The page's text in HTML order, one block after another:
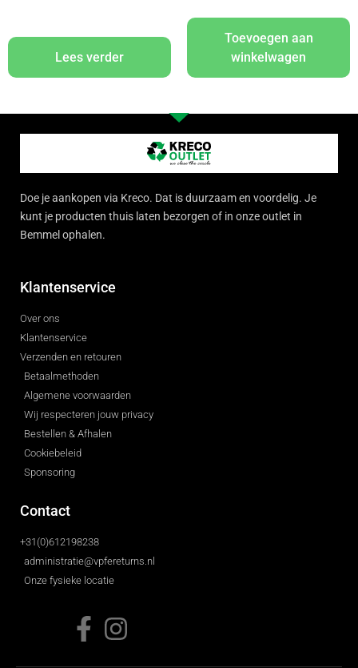
Lees verder
Toevoegen aan
winkelwagen
Doe je aankopen via Kreco. Dat is duurzaam en voordelig. Je
kunt je producten thuis laten bezorgen of in onze outlet in
Bemmel ophalen.
Klantenservice
Over ons
Klantenservice
Verzenden en retouren
Betaalmethoden
Algemene voorwaarden
Wij respecteren jouw privacy
Bestellen & Afhalen
Cookiebeleid
Sponsoring
Contact
+31(0)612198238
administratie@vpfereturns.nl
Onze fysieke locatie